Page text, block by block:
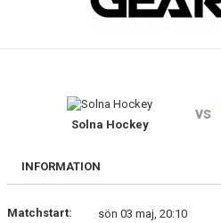
EN ORANGE VÄG
VÅRA LAG KONTAKT
Solna Hockey
vs
INFORMATION
Matchstart:
sön 03 maj, 20:10